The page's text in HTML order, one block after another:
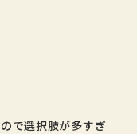
で選択肢が多すぎ